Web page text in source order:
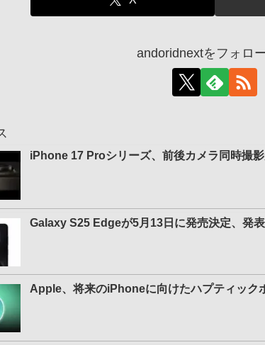
andoridnextをフォロ
iPhone 17 Proシリーズ、前後カメラ同時撮
Galaxy S25 Edgeが5月13日に発売決定、発
Apple、将来のiPhoneに向けたハプティック